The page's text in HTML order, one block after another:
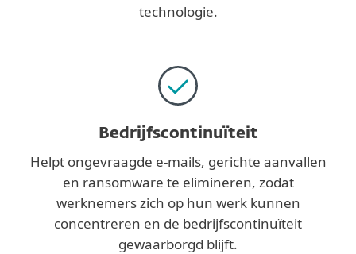
technologie.
Bedrijfscontinuïteit
Helpt ongevraagde e-mails, gerichte aanvallen
en ransomware te elimineren, zodat
werknemers zich op hun werk kunnen
concentreren en de bedrijfscontinuïteit
gewaarborgd blijft.